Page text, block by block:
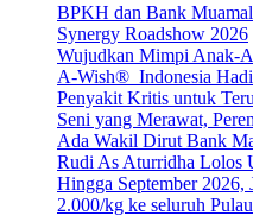
BPKH dan Bank
Synergy Roadshow 2026
Wujudkan Mimpi Anak-
A-Wish® Indonesia
Penyakit Kritis untuk
Seni yang Merawat,
Ada Wakil Dirut Bank
Rudi As Aturridha Lolos
Hingga September
2.000/kg ke seluruh